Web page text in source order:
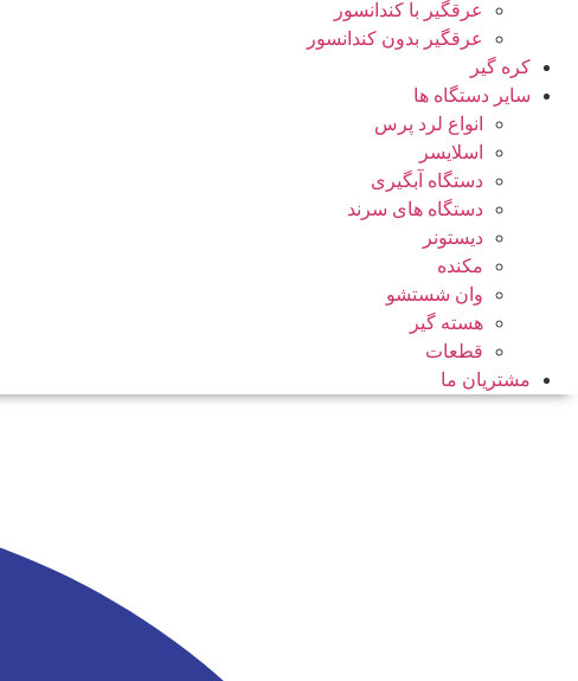
عرقگیر با کندانسور
عرقگیر بدون کندانسور
کره گیر
سایر دستگاه ها
انواع لرد پرس
اسلایسر
دستگاه آبگیری
دستگاه های سرند
دیستونر
مکنده
وان شستشو
هسته گیر
قطعات
مشتریان ما